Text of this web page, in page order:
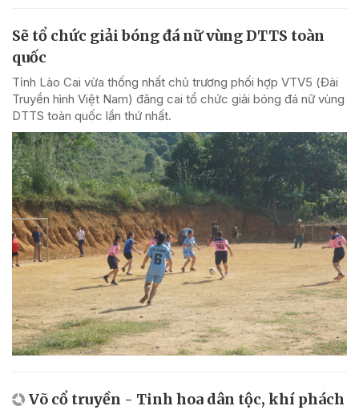
Sẽ tổ chức giải bóng đá nữ vùng DTTS toàn
quốc
Tỉnh Lào Cai vừa thống nhất chủ trương phối hợp VTV5 (Đài
Truyền hình Việt Nam) đăng cai tổ chức giải bóng đá nữ vùng
DTTS toàn quốc lần thứ nhất.
Võ cổ truyền - Tinh hoa dân tộc, khí phách